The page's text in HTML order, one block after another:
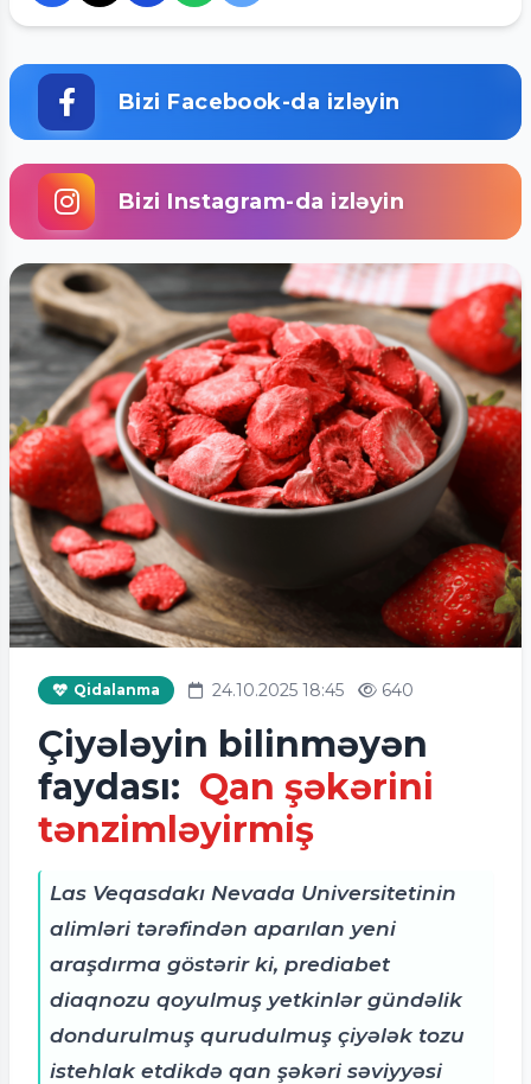
Bizi Facebook-da izləyin
Bizi Instagram-da izləyin
Qidalanma 24.10.2025 18:45 640
Çiyələyin bilinməyən
faydası: Qan şəkərini
tənzimləyirmiş
Las Veqasdakı Nevada Universitetinin
alimləri tərəfindən aparılan yeni
araşdırma göstərir ki, prediabet
diaqnozu qoyulmuş yetkinlər gündəlik
dondurulmuş qurudulmuş çiyələk tozu
istehlak etdikdə qan şəkəri səviyyəsi